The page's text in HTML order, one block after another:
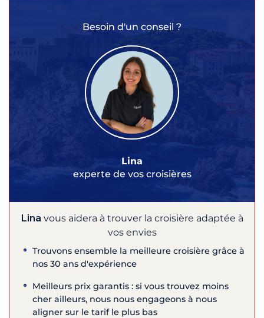
Besoin d'un conseil ?
Lina
experte de vos croisières
Lina vous aidera à trouver la croisière adaptée à
vos envies
Trouvons ensemble la meilleure croisière grâce à
nos 30 ans d'expérience
Meilleurs prix garantis : si vous trouvez moins
cher ailleurs, nous nous engageons à nous
aligner sur le tarif le plus bas